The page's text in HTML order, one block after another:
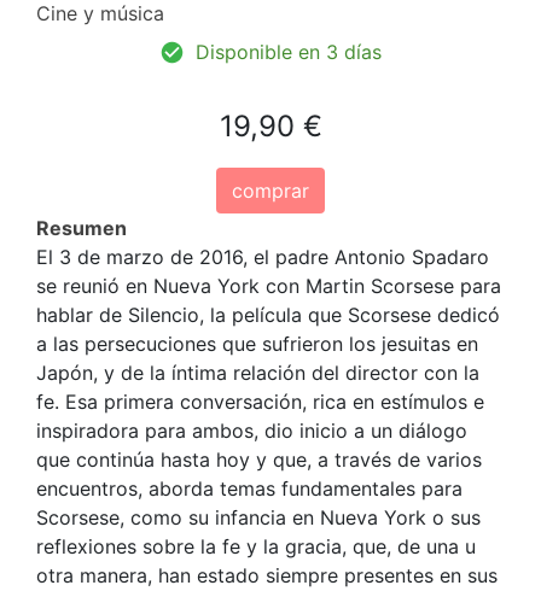
Cine y música
Disponible en 3 días
19,90 €
comprar
Resumen
El 3 de marzo de 2016, el padre Antonio Spadaro
se reunió en Nueva York con Martin Scorsese para
hablar de Silencio, la película que Scorsese dedicó
a las persecuciones que sufrieron los jesuitas en
Japón, y de la íntima relación del director con la
fe. Esa primera conversación, rica en estímulos e
inspiradora para ambos, dio inicio a un diálogo
que continúa hasta hoy y que, a través de varios
encuentros, aborda temas fundamentales para
Scorsese, como su infancia en Nueva York o sus
reflexiones sobre la fe y la gracia, que, de una u
otra manera, han estado siempre presentes en sus